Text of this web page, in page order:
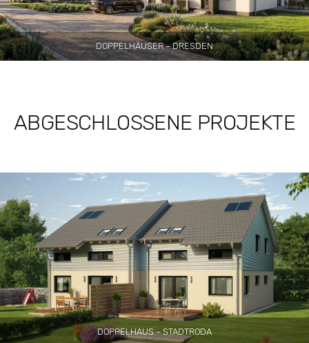
DOPPELHÄUSER – DRESDEN
ABGESCHLOSSENE PROJEKTE
DOPPELHAUS – STADTRODA